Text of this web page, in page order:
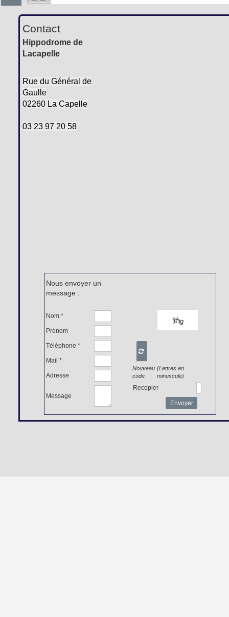
Contact
Hippodrome de
Lacapelle
Rue du Général de
Gaulle
02260 La Capelle
03 23 97 20 58
Nous envoyer un
message :
Nom *
Prénom
Téléphone *
Mail *
Adresse
Message

Nouveau
code
(Lettres en
minuscule)
Recopier
Envoyer